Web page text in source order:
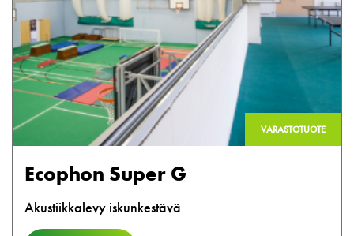
VARASTOTUOTE
Ecophon Super G
Akustiikkalevy iskunkestävä